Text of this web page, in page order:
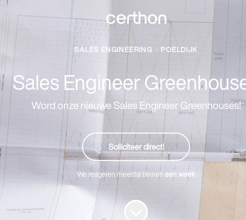
SALES ENGINEERING · POELDIJK
Sales Engineer
Word onze nieuwe Sales Engineer Greenhouses!
Solliciteer direct!
We reageren meestal binnen een week